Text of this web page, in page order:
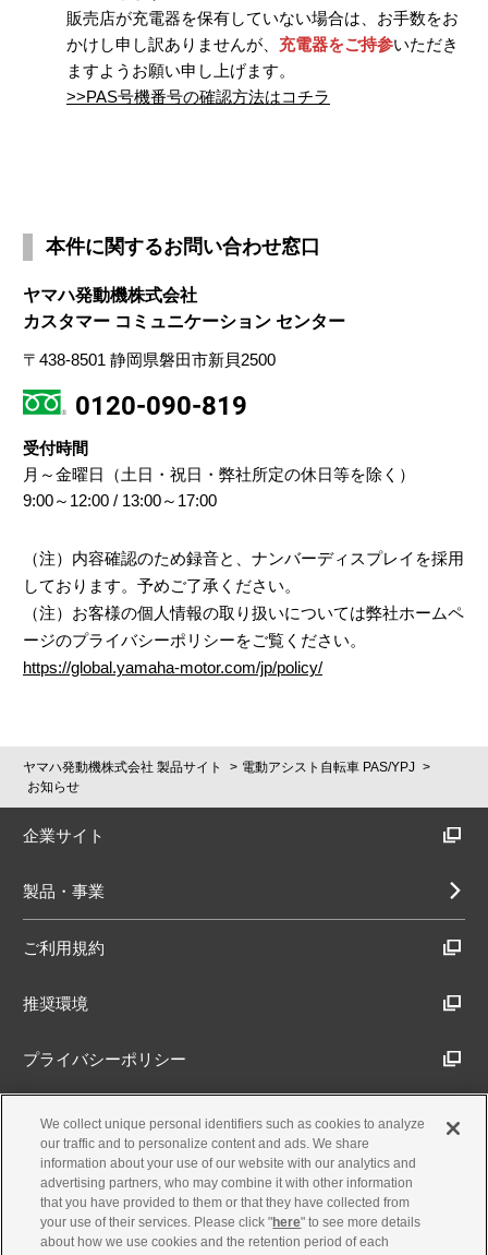
販売店が充電器を保有していない場合は、お手数をお
かけし申し訳ありませんが、 充電器をご持参いただき
ますようお願い申し上げます。
>>PAS号機番号の確認方法はコチラ
本件に関するお問い合わせ窓口
ヤマハ発動機株式会社
カスタマー コミュニケーション センター
〒438-8501 静岡県磐田市新貝2500
0120‐090‐819
受付時間
月～金曜日（土日・祝日・弊社所定の休日等を除く）
9:00～12:00 / 13:00～17:00
（注）内容確認のため録音と、ナンバーディスプレイを採用
しております。予めご了承ください。
（注）お客様の個人情報の取り扱いについては弊社ホームペ
ージのプライバシーポリシーをご覧ください。
https://global.yamaha-motor.com/jp/policy/
ヤマハ発動機株式会社 製品サイト
電動アシスト自転車 PAS/YPJ
お知らせ
企業サイト
製品・事業
ご利用規約
推奨環境
プライバシーポリシー
Cookieポリシー
アクセシビリティ方針
古物営業法に基づく表示
We collect unique personal identifiers such as cookies to analyze
our traffic and to personalize content and ads. We share
information about your use of our website with our analytics and
advertising partners, who may combine it with other information
that you have provided to them or that they have collected from
your use of their services. Please click "here" to see more details
about how we use cookies and the retention period of each